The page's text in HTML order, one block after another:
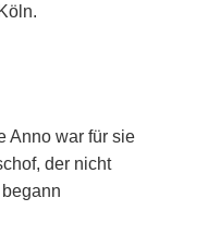
Anno war für sie
der nicht